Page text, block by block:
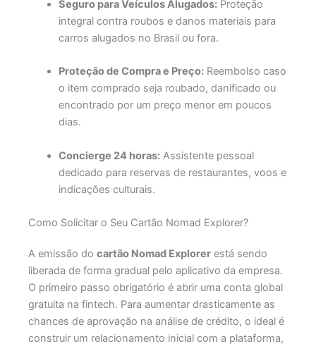
Seguro para Veículos Alugados: Proteção
integral contra roubos e danos materiais para
carros alugados no Brasil ou fora.
Proteção de Compra e Preço: Reembolso caso
o item comprado seja roubado, danificado ou
encontrado por um preço menor em poucos
dias.
Concierge 24 horas: Assistente pessoal
dedicado para reservas de restaurantes, voos e
indicações culturais.
Como Solicitar o Seu Cartão Nomad Explorer?
A emissão do cartão Nomad Explorerestá sendo
liberada de forma gradual pelo aplicativo da empresa.
O primeiro passo obrigatório é abrir uma conta global
gratuita na fintech. Para aumentar drasticamente as
chances de aprovação na análise de crédito, o ideal é
construir um relacionamento inicial com a plataforma,